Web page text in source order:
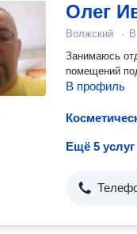
Олег
Волжский ·
Занимаюсь
помещений
В профиль
Ещё 5 услуг